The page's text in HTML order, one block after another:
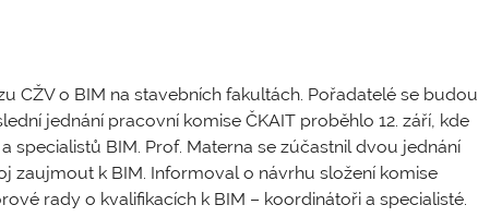
CŽV o BIM na stavebních fakultách. Pořadatelé se budou
jednání pracovní komise ČKAIT proběhlo 12. září, kde
specialistů BIM. Prof. Materna se zúčastnil dvou jednání
zaujmout k BIM. Informoval o návrhu složení komise
rady o kvalifikacích k BIM – koordinátoři a specialisté.